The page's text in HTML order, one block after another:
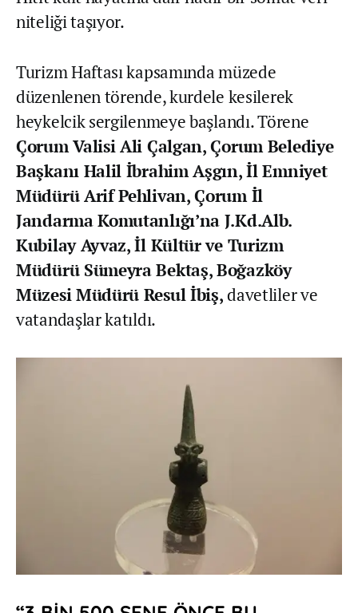
niteliği taşıyor.
Turizm Haftası kapsamında müzede
düzenlenen törende, kurdele kesilerek
heykelcik sergilenmeye başlandı. Törene
Çorum Valisi Ali Çalgan, Çorum Belediye
Başkanı Halil İbrahim Aşgın, İl Emniyet
Müdürü Arif Pehlivan, Çorum İl
Jandarma Komutanlığı’na J.Kd.Alb.
Kubilay Ayvaz, İl Kültür ve Turizm
Müdürü Sümeyra Bektaş, Boğazköy
Müzesi Müdürü Resul İbiş,davetliler ve
vatandaşlar katıldı.